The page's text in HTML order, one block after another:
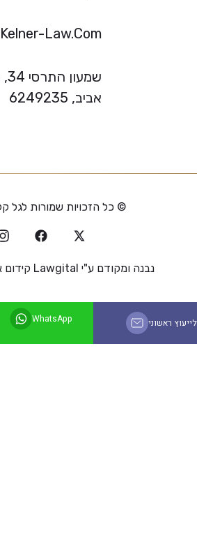
Law.Com
אביב, 6249235
© כל הזכויות שמורות לגל קלנר
נבנה ומקודם ע"י Lawgital קידום אתרים לעורכי דין
לייעוץ ראשוני WhatsApp